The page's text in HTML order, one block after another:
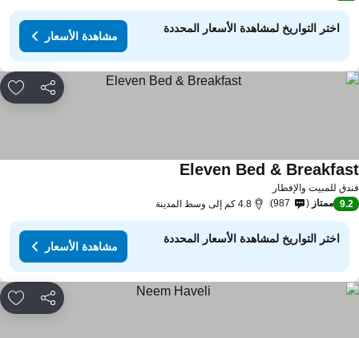
اختر التواريخ لمشاهدة الأسعار المحددة
مشاهدة الأسعار
مشاركة
للمبيت والإفطار
Eleven Bed &مشاهدة الأسعار
9.2 ممتاز 987 4.8 كم إلى وسط المدينة
اختر التواريخ لمشاهدة الأسعار المحددة
مشاهدة الأسعار
مشاركة